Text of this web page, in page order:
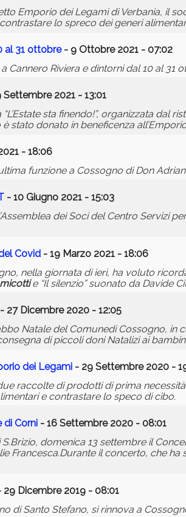
Emporio dei Legami di Verbania, il
lo spreco dei generi
al 31 ottobre- 9 Ottobre 2021 - 07:02
Cannero Riviera e dintorni dal 10 al 31
Settembre 2021 - 13:01
sta finendo!”, organizzata dal
stato donato in beneficenza
- 18:06
funzione a Cossogno di Don
- 10 Giugno 2021 - 15:03
dei Soci del Centro Servizi
Covid - 19 Marzo 2021 - 18:06
nella giornata di ieri, ha voluto
micottie “Il silenzio” suonato da Davide
27 Dicembre 2020 - 12:05
Natale del Comunedi Cossogno,
di piccoli doni Natalizi ai
dei Legami - 29 Settembre 2020 -
raccolte di prodotti di prima
e contrastare lo speco di cibo.
di Corni - 16 Settembre 2020 - 08:01
domenica 13 settembre il
Francesca.Durante il concerto, che
29 Dicembre 2019 - 08:01
di Santo Stefano, si rinnova a